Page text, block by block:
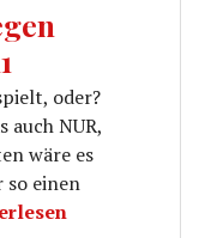
oder?
auch NUR,
wäre es
so einen
Spendenaufruf